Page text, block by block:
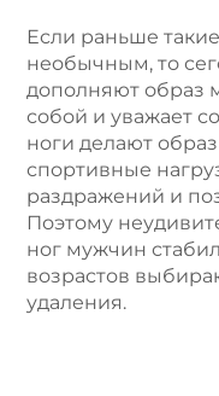
Если раньше
необычным, то
дополняют образ
собой и уважает
ноги делают
спортивные
раздражений и
Поэтому
ног мужчин
возрастов
удаления.